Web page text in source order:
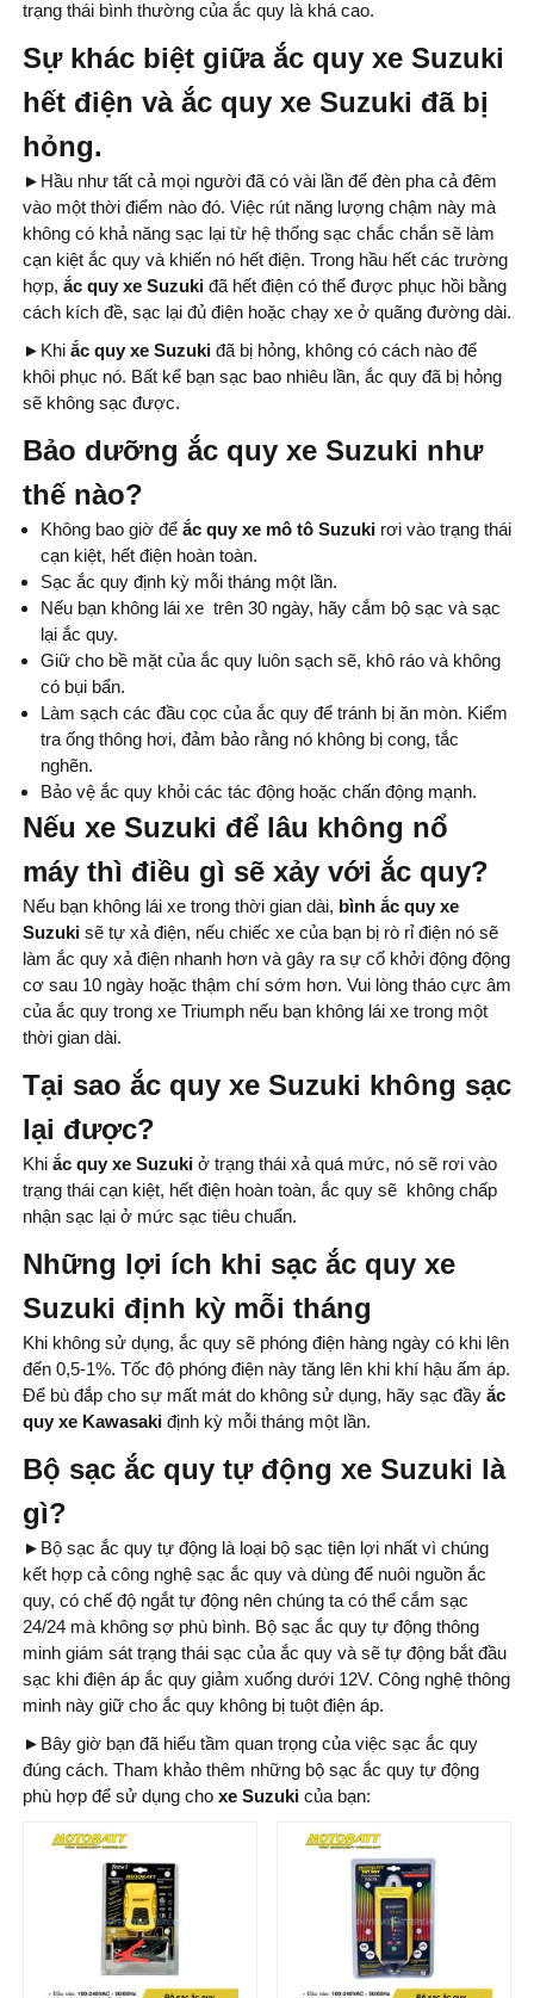
trạng thái bình thường của ắc quy là khá cao.
Sự khác biệt giữa ắc quy xe Suzuki
hết điện và ắc quy xe Suzuki đã bị
hỏng.
► Hầu như tất cả mọi người đã có vài lần để đèn pha cả đêm
vào một thời điểm nào đó. Việc rút năng lượng chậm này mà
không có khả năng sạc lại từ hệ thống sạc chắc chắn sẽ làm
cạn kiệt ắc quy và khiến nó hết điện. Trong hầu hết các trường
hợp, ắc quy xe Suzuki đã hết điện có thể được phục hồi bằng
cách kích đề, sạc lại đủ điện hoặc chạy xe ở quãng đường dài.
► Khi ắc quy xe Suzuki đã bị hỏng, không có cách nào để
khôi phục nó. Bất kể bạn sạc bao nhiêu lần, ắc quy đã bị hỏng
sẽ không sạc được.
Bảo dưỡng ắc quy xe Suzuki như
thế nào?
Không bao giờ để ắc quy xe mô tô Suzuki rơi vào trạng thái
cạn kiệt, hết điện hoàn toàn.
Sạc ắc quy định kỳ mỗi tháng một lần.
Nếu bạn không lái xe trên 30 ngày, hãy cắm bộ sạc và sạc
lại ắc quy.
Giữ cho bề mặt của ắc quy luôn sạch sẽ, khô ráo và không
có bụi bẩn.
Làm sạch các đầu cọc của ắc quy để tránh bị ăn mòn. Kiểm
tra ống thông hơi, đảm bảo rằng nó không bị cong, tắc
nghẽn.
Bảo vệ ắc quy khỏi các tác động hoặc chấn động mạnh.
Nếu xe Suzuki để lâu không nổ
máy thì điều gì sẽ xảy với ắc quy?
Nếu bạn không lái xe trong thời gian dài, bình ắc quy xe
Suzuki sẽ tự xả điện, nếu chiếc xe của bạn bị rò rỉ điện nó sẽ
làm ắc quy xả điện nhanh hơn và gây ra sự cố khởi động động
cơ sau 10 ngày hoặc thậm chí sớm hơn. Vui lòng tháo cực âm
của ắc quy trong xe Triumph nếu bạn không lái xe trong một
thời gian dài.
Tại sao ắc quy xe Suzuki không sạc
lại được?
Khi ắc quy xe Suzuki ở trạng thái xả quá mức, nó sẽ rơi vào
trạng thái cạn kiệt, hết điện hoàn toàn, ắc quy sẽ không chấp
nhận sạc lại ở mức sạc tiêu chuẩn.
Những lợi ích khi sạc ắc quy xe
Suzuki định kỳ mỗi tháng
Khi không sử dụng, ắc quy sẽ phóng điện hàng ngày có khi lên
đến 0,5-1%. Tốc độ phóng điện này tăng lên khi khí hậu ấm áp.
Để bù đắp cho sự mất mát do không sử dụng, hãy sạc đầy ắc
quy xe Kawasaki định kỳ mỗi tháng một lần.
Bộ sạc ắc quy tự động xe Suzuki là
gì?
► Bộ sạc ắc quy tự động là loại bộ sạc tiện lợi nhất vì chúng
kết hợp cả công nghệ sạc ắc quy và dùng để nuôi nguồn ắc
quy, có chế độ ngắt tự động nên chúng ta có thể cắm sạc
24/24 mà không sợ phù bình. Bộ sạc ắc quy tự động thông
minh giám sát trạng thái sạc của ắc quy và sẽ tự động bắt đầu
sạc khi điện áp ắc quy giảm xuống dưới 12V. Công nghệ thông
minh này giữ cho ắc quy không bị tuột điện áp.
► Bây giờ bạn đã hiểu tầm quan trọng của việc sạc ắc quy
đúng cách. Tham khảo thêm những bộ sạc ắc quy tự động
phù hợp để sử dụng cho xe Suzuki của bạn: